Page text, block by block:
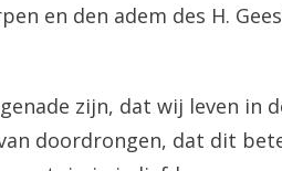
en den adem des H.
zijn, dat wij leven in
doordrongen, dat dit